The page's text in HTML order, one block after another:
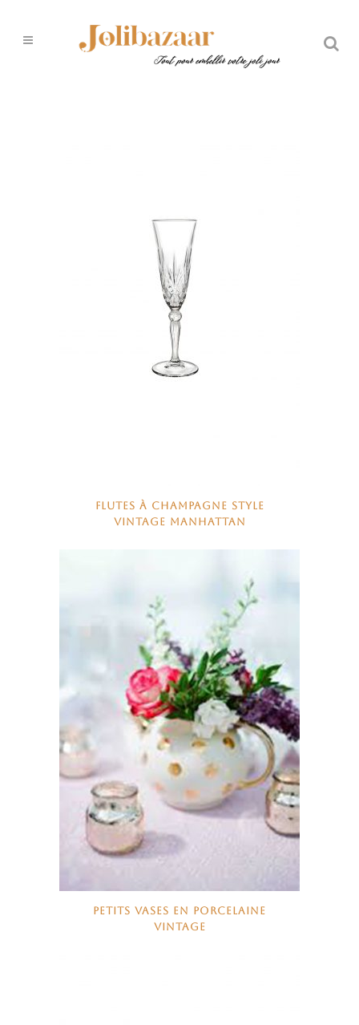
FLUTES À CHAMPAGNE STYLE
VINTAGE MANHATTAN
PETITS VASES EN PORCELAINE
VINTAGE